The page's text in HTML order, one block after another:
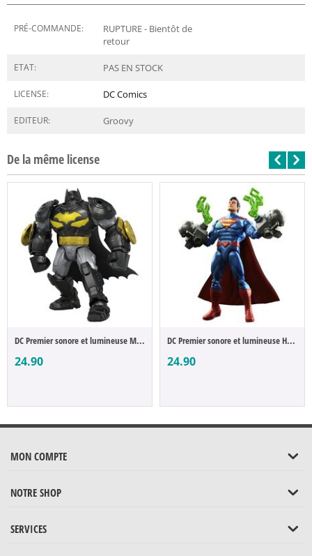
PRÉ-COMMANDE:
RUPTURE - Bientôt de
retour
ETAT: PAS EN STOCK
LICENSE: DC Comics
EDITEUR: Groovy
De la même license
DC Premier sonore et lumineuse Mecha Suit...
24.90
DC Premier sonore et lumineuse Heat Visio...
24.90
MON COMPTE
NOTRE SHOP
SERVICES